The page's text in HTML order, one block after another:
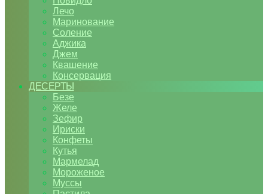
Лечо
Маринование
Соление
Аджика
Джем
Квашение
Консервация
ДЕСЕРТЫ
Безе
Желе
Зефир
Ириски
Конфеты
Кутья
Мармелад
Мороженое
Муссы